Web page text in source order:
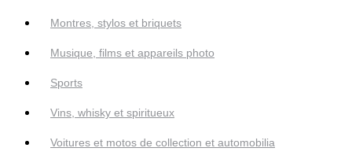
Montres, stylos et briquets
Musique, films et appareils photo
Sports
Vins, whisky et spiritueux
Voitures et motos de collection et automobilia